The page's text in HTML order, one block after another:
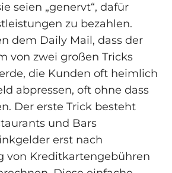
seien „genervt“, dafür
zu bezahlen.
dem Daily Mail, dass der
von zwei großen Tricks
die Kunden oft heimlich
abpressen, oft ohne dass
Der erste Trick besteht
und Bars
erst nach
von Kreditkartengebühren